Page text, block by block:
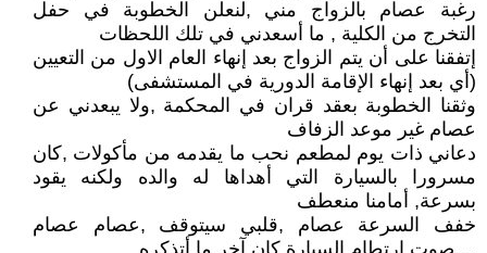
رغبة عصام بالزواج مني ,لنعلن الخطوبة في حفل
التخرج من الكلية , ما أسعدني في تلك اللحظات
إتفقنا على أن يتم الزواج بعد إنهاء العام الاول من التعيين
(أي بعد إنهاء الإقامة الدورية في المستشفى)
وثقنا الخطوبة بعقد قران في المحكمة ,ولا يبعدني عن
عصام غير موعد الزفاف
دعاني ذات يوم لمطعم نحب ما يقدمه من مأكولات ,كان
مسرورا بالسيارة التي أهداها له والده ولكنه يقود
بسرعة, أمامنا منعطف
خفف السرعة عصام ,قلبي سيتوقف ,عصام عصام